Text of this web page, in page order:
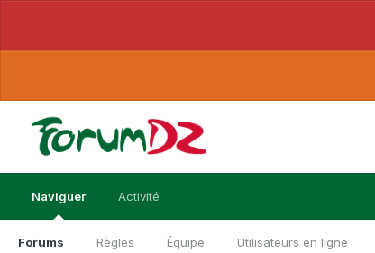
Naviguer
Forums Règles Équipe Utilisateurs en ligne
Activité